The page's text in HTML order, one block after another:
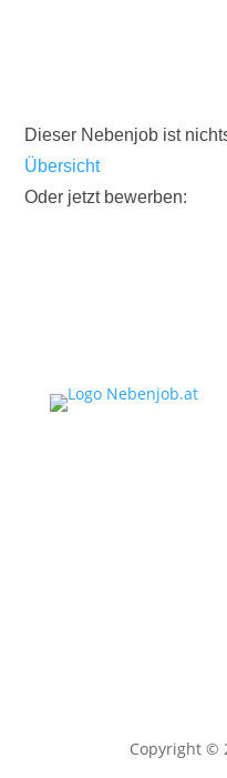
Dieser Nebenjob ist
Übersicht
Oder jetzt bewerben:
Copyright ©